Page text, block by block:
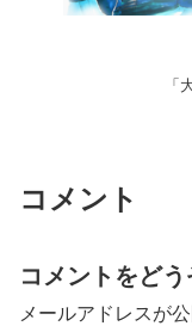
「
コメント
コメントをどう
メールアドレスが